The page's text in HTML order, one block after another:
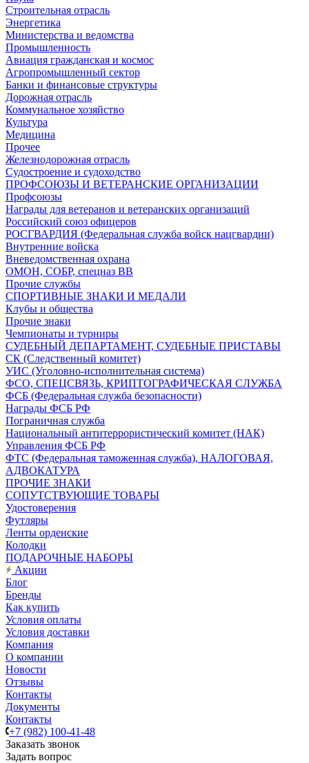
Строительная отрасль
Энергетика
Министерства и ведомства
Промышленность
Авиация гражданская и космос
Агропромышленный сектор
Банки и финансовые структуры
Дорожная отрасль
Коммунальное хозяйство
Культура
Медицина
Прочее
Железнодорожная отрасль
Судостроение и судоходство
ПРОФСОЮЗЫ И ВЕТЕРАНСКИЕ ОРГАНИЗАЦИИ
Профсоюзы
Награды для ветеранов и ветеранских организаций
Российский союз офицеров
РОСГВАРДИЯ (Федеральная служба войск нацгвардии)
Внутренние войска
Вневедомственная охрана
ОМОН, СОБР, спецназ ВВ
Прочие службы
СПОРТИВНЫЕ ЗНАКИ И МЕДАЛИ
Клубы и общества
Прочие знаки
Чемпионаты и турниры
СУДЕБНЫЙ ДЕПАРТАМЕНТ, СУДЕБНЫЕ ПРИСТАВЫ
СК (Следственный комитет)
УИС (Уголовно-исполнительная система)
ФСО, СПЕЦСВЯЗЬ, КРИПТОГРАФИЧЕСКАЯ СЛУЖБА
ФСБ (Федеральная служба безопасности)
Награды ФСБ РФ
Пограничная служба
Национальный антитеррористический комитет (НАК)
Управления ФСБ РФ
ФТС (Федеральная таможенная служба), НАЛОГОВАЯ,
АДВОКАТУРА
ПРОЧИЕ ЗНАКИ
СОПУТСТВУЮЩИЕ ТОВАРЫ
Удостоверения
Футляры
Ленты орденские
Колодки
ПОДАРОЧНЫЕ НАБОРЫ
Акции
Блог
Бренды
Как купить
Условия оплаты
Условия доставки
Компания
О компании
Новости
Отзывы
Контакты
Документы
Контакты
+7 (982) 100-41-48
Заказать звонок
Задать вопрос